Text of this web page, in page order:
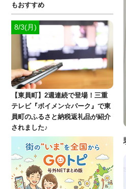
もおすすめ
8/3(月)
【東員町】2週連続で登場！三重
テレビ『ボイメン☆パーク』で東
員町のふるさと納税返礼品が紹介
されました♪